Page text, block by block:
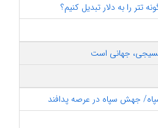
تتر را به دلار تبدیل کنیم؟
جهانی است
جهش سپاه در عرصه پدافند